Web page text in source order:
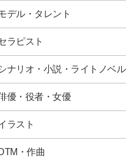
デル・タレント
ラピスト
ナリオ・小説・ライトノベル
優・役者・女優
ラスト
・作曲